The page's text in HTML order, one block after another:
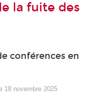
la fuite des
conférences en
18 novembre 2025